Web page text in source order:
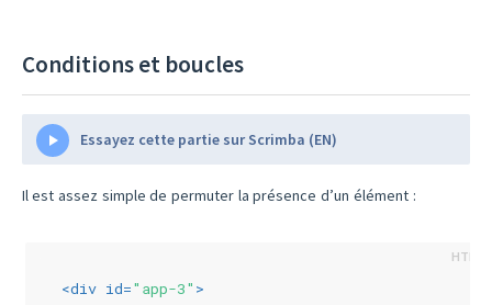
Conditions et boucles
Essayez cette partie sur Scrimba (EN)
Il est assez simple de permuter la présence d’un élément :
<div id="app-3" >